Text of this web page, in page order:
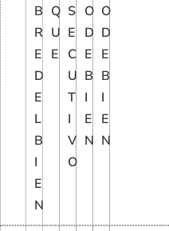
B
R
E
D
E
L
B
I
E
N
Q
U
E
S
E
C
U
T
I
V
O
O
D
E
B
I
E
N
O
D
E
B
I
E
N